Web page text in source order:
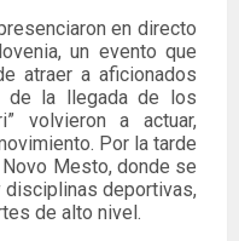
en directo
un evento que
atraer a aficionados
de la llegada de los
volvieron a actuar,
Por la tarde
Mesto, donde se
deportivas,
de alto nivel.